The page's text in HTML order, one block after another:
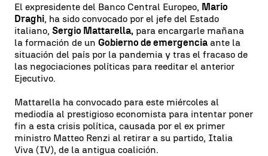
El expresidente del Banco Central Europeo, Mario
Draghi, ha sido convocado por el jefe del Estado
italiano, Sergio Mattarella, para encargarle mañana
la formación de un Gobierno de emergencia ante la
situación del país por la pandemia y tras el fracaso de
las negociaciones políticas para reeditar el anterior
Ejecutivo.
Mattarella ha convocado para este miércoles al
mediodía al prestigioso economista para intentar poner
fin a esta crisis política, causada por el ex primer
ministro Matteo Renzi al retirar a su partido, Italia
Viva (IV), de la antigua coalición.